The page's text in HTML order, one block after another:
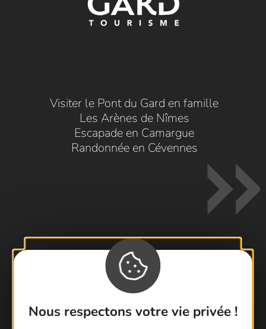
Nous respectons votre vie privée !
Visiter le Pont du Gard en famille
Les Arènes de Nîmes
Escapade en Camargue
Randonnée en Cévennes
Contactez-nous !
Foire aux questions
Brochures